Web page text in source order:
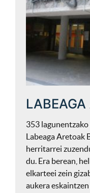
LABEAGA
353
Labeaga Aretoak
herritarrei
du. Era berean,
elkarteei zein
aukera eskaintzen